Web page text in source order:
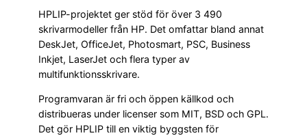
HPLIP-projektet ger stöd för över 3 490
skrivarmodeller från HP. Det omfattar bland annat
DeskJet, OfficeJet, Photosmart, PSC, Business
Inkjet, LaserJet och flera typer av
multifunktionsskrivare.
Programvaran är fri och öppen källkod och
distribueras under licenser som MIT, BSD och GPL.
Det gör HPLIP till en viktig byggsten för